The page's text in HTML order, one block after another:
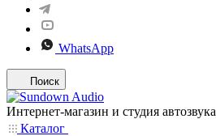
WhatsApp
Поиск
Интернет-магазин и студия автозвука
Каталог